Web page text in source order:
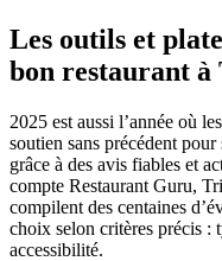
Les outils et
bon restaurant
2025 est aussi l’année où
soutien sans précédent
grâce à des avis fiables et
compte Restaurant Guru,
compilent des centaines
choix selon critères précis :
accessibilité.